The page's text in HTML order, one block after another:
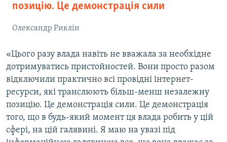
позицію. Це демонстрація сили
Олександр Риклін
«Цього разу влада навіть не вважала за необхідне
дотримуватись пристойностей. Вони просто разом
відключили практично всі провідні інтернет-
ресурси, які транслюють більш-менш незалежну
позицію. Це демонстрація сили. Це демонстрація
того, що в будь-який момент ця влада робить у цій
сфері, на цій галявині. Я маю на увазі під